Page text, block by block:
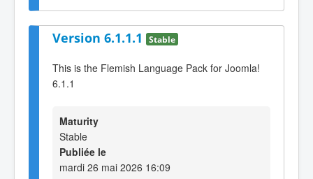
Version 6.1.1.1 Stable
This is the Flemish Language Pack for Joomla!
6.1.1
Maturity
Stable
Publiée le
mardi 26 mai 2026 16:09